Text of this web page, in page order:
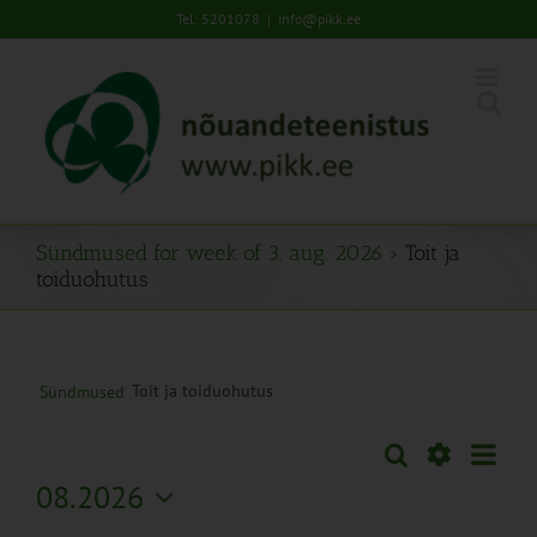
to
Tel: 5201078 | info@pikk.ee
Sündmused for week of 3. aug. 2026 › Toit ja
toiduohutus
Sündmused Toit ja toiduohutus
Sündmused
Otsi Nädal
08.2026